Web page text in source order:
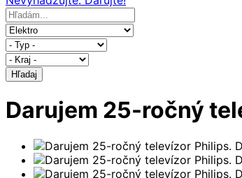
Hľadaj
Darujem 25-ročný